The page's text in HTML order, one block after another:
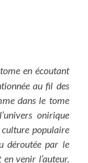
en écoutant
au fil des
dans le tome
onirique
culture populaire
déroutée par le
venir l’auteur.